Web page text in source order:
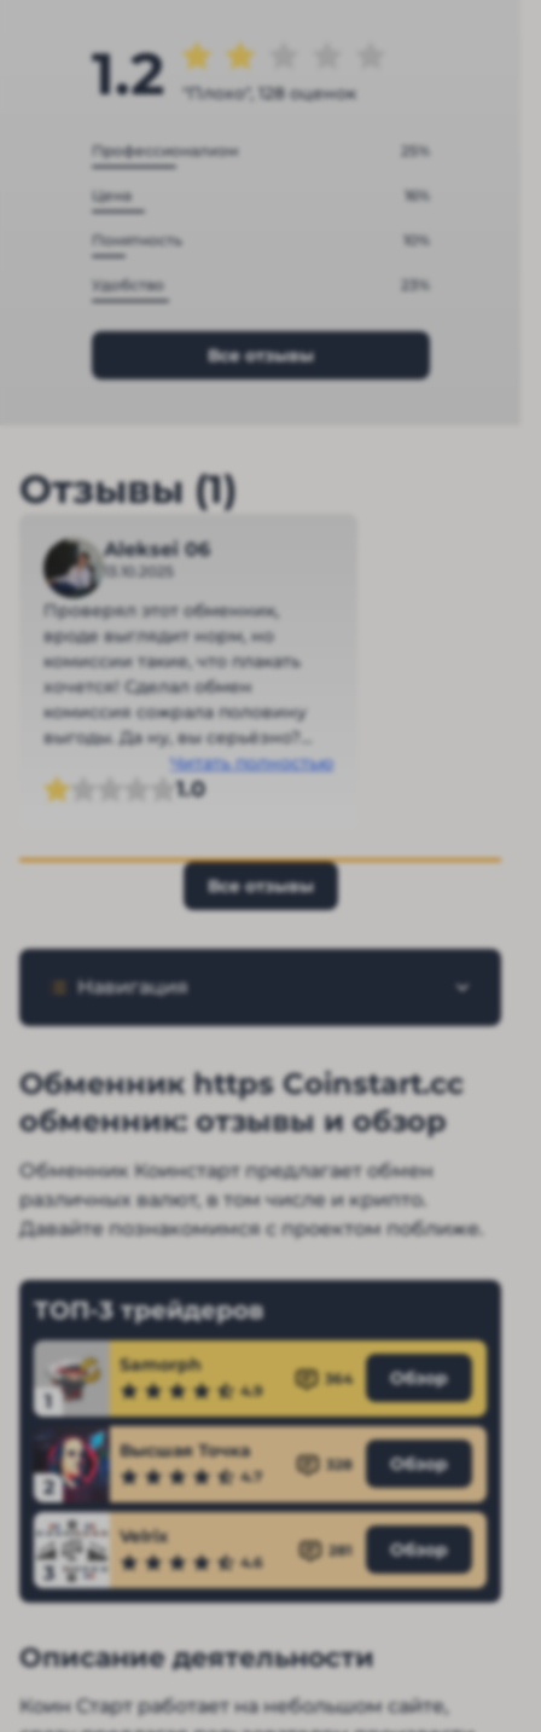
1.2 "Плохо", 128 оценок
Профессионализм 25%
Цена 16%
Понятность 10%
Удобство 23%
Все отзывы
Отзывы (1)
Aleksei 06
13.10.2025
Проверял этот обменник,
вроде выглядит норм, но
комиссии такие, что плакать
хочется! Сделал обмен
комиссия сожрала половину
выгоды. Да ну, вы серьёзно?
Поддержка отвечает, как
черепаха. У меня терпение
быстрой сделки вообще не
вариант! Пока так, пусть лежит
списке на всякий случай!
Читать полностью
1.0
Все отзывы
Навигация
Обменник https Coinstart.cc
обменник: отзывы и обзор
Обменник Коинстарт предлагает обмен
различных валют, в том числе и крипто.
Давайте познакомимся с проектом поближе.
ТОП-3 трейдеров
1
Samorph
4.9
364 Обзор
2
Высшая Точка
4.7
328 Обзор
3
Velrix
4.6
281 Обзор
Описание деятельности
Коин Старт работает на небольшом сайте,